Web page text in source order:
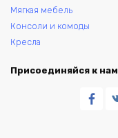
Мягкая мебель
Консоли и комоды
Кресла
Присоединяйся к нам